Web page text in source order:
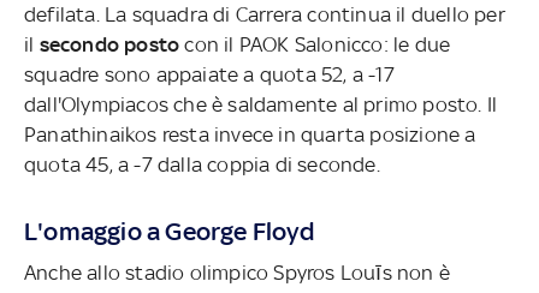
defilata. La squadra di Carrera continua il duello per
il secondo posto con il PAOK Salonicco: le due
squadre sono appaiate a quota 52, a -17
dall'Olympiacos che è saldamente al primo posto. Il
Panathinaikos resta invece in quarta posizione a
quota 45, a -7 dalla coppia di seconde.
L'omaggio a George Floyd
Anche allo stadio olimpico Spyros Louīs non è